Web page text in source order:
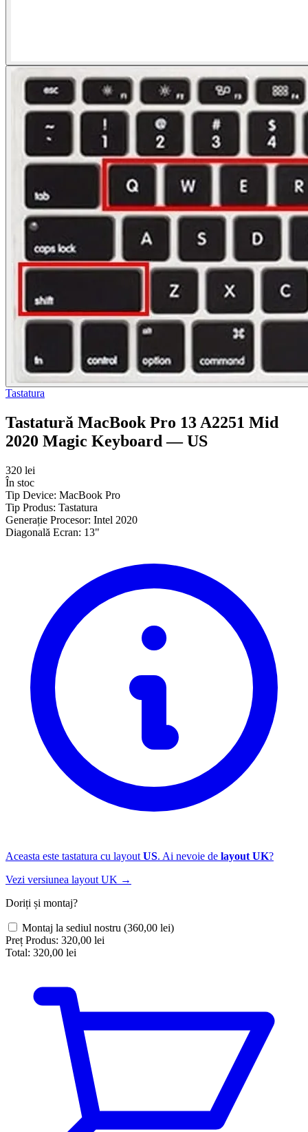
Tastatura
Tastatură MacBook Pro 13 A2251 Mid
2020 Magic Keyboard — US
320 lei
În stoc
Tip Device: MacBook Pro
Tip Produs: Tastatura
Generație Procesor: Intel 2020
Diagonală Ecran: 13"
Aceasta este tastatura cu layout US. Ai nevoie de layout UK?
Vezi versiunea layout UK →
Doriți și montaj?
Montaj la sediul nostru (360,00 lei)
Preț Produs: 320,00 lei
Total: 320,00 lei